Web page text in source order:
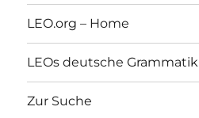
LEO.org – Home
LEOs deutsche Grammatik
Zur Suche